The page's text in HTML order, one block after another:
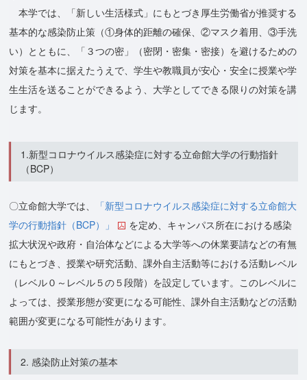
本学では、「新しい生活様式」にもとづき厚生労働省が推奨する
基本的な感染防止策（①身体的距離の確保、②マスク着用、③手洗
い）とともに、「３つの密」（密閉・密集・密接）を避けるための
対策を基本に据えたうえで、学生や教職員が安心・安全に授業や学
生生活を送ることができるよう、大学としてできる限りの対策を講
じます。
1.新型コロナウイルス感染症に対する立命館大学の行動指針
（BCP）
〇立命館大学では、
「新型コロナウイルス感染症に対する立命館大
学の行動指針（BCP）」
を定め、キャンパス所在における感染
拡大状況や政府・自治体などによる大学等への休業要請などの有無
にもとづき、授業や研究活動、課外自主活動等における活動レベル
（レベル０～レベル５の５段階）を設定しています。このレベルに
よっては、授業形態が変更になる可能性、課外自主活動などの活動
範囲が変更になる可能性があります。
2. 感染防止対策の基本